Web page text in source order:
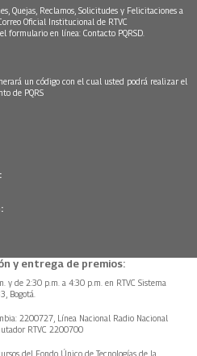
Quejas, Reclamos, Solicitudes y Felicitaciones a
Oficial Institucional de RTVC
formulario en línea: Contacto PQRSD.
un código con el cual usted podrá realizar el
de PQRS
y entrega de premios:
y de 2:30 p.m. a 4:30 p.m. en RTVC Sistema
Bogotá.
2200727, Línea Nacional Radio Nacional
RTVC 2200700
del Fondo Único de Tecnologías de la